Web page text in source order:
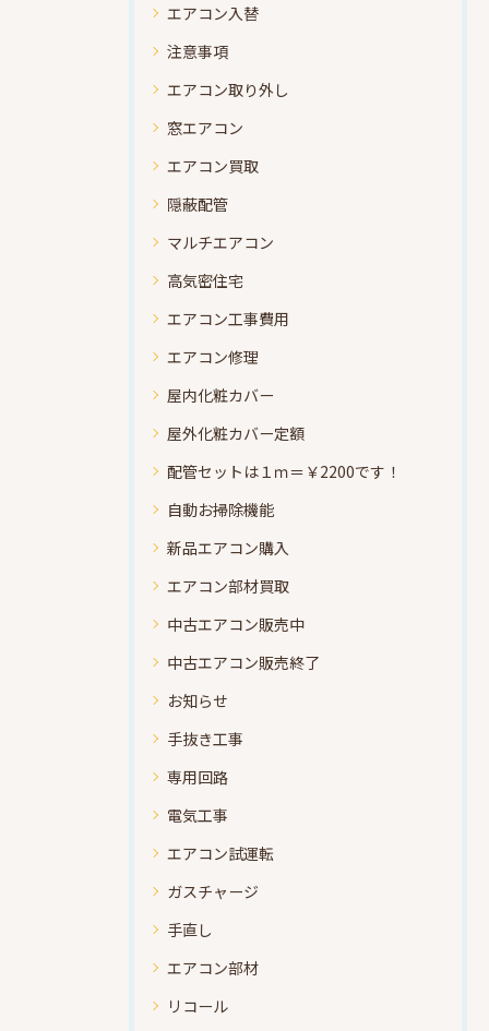
エアコン入替
注意事項
エアコン取り外し
窓エアコン
エアコン買取
隠蔽配管
マルチエアコン
高気密住宅
エアコン工事費用
エアコン修理
屋内化粧カバー
屋外化粧カバー定額
配管セットは１ｍ＝￥2200です！
自動お掃除機能
新品エアコン購入
エアコン部材買取
中古エアコン販売中
中古エアコン販売終了
お知らせ
手抜き工事
専用回路
電気工事
エアコン試運転
ガスチャージ
手直し
エアコン部材
リコール